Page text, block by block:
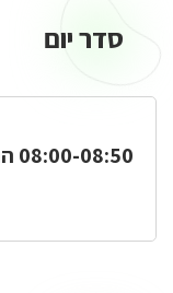
סדר יום
08:00-08:50 התכנסות